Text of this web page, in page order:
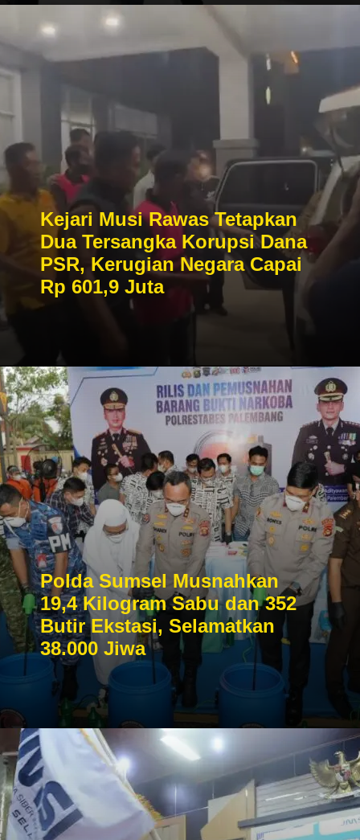
Kejari Musi Rawas Tetapkan
Dua Tersangka Korupsi Dana
PSR, Kerugian Negara Capai
Rp 601,9 Juta
Polda Sumsel Musnahkan
19,4 Kilogram Sabu dan 352
Butir Ekstasi, Selamatkan
38.000 Jiwa